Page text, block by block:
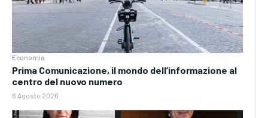
Economia
Prima Comunicazione, il mondo dell’informazione al
centro del nuovo numero
6 Agosto 2026